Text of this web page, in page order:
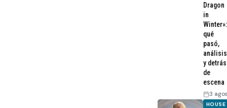
Dragon
in
Winter»:
qué
pasó,
análisis
y detrás
de
escena
3
HOUSE